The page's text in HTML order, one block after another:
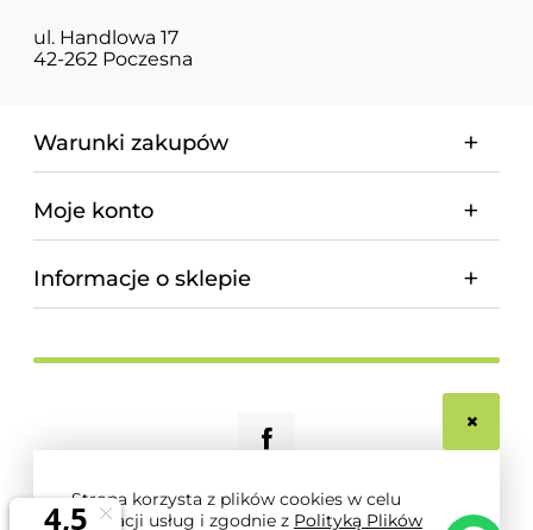
Strona korzysta z plików cookies w celu
realizacji usług i zgodnie z Polityką Plików
ul. Handlowa 17
42-262 Poczesna
Warunki zakupów
Moje konto
Informacje o sklepie